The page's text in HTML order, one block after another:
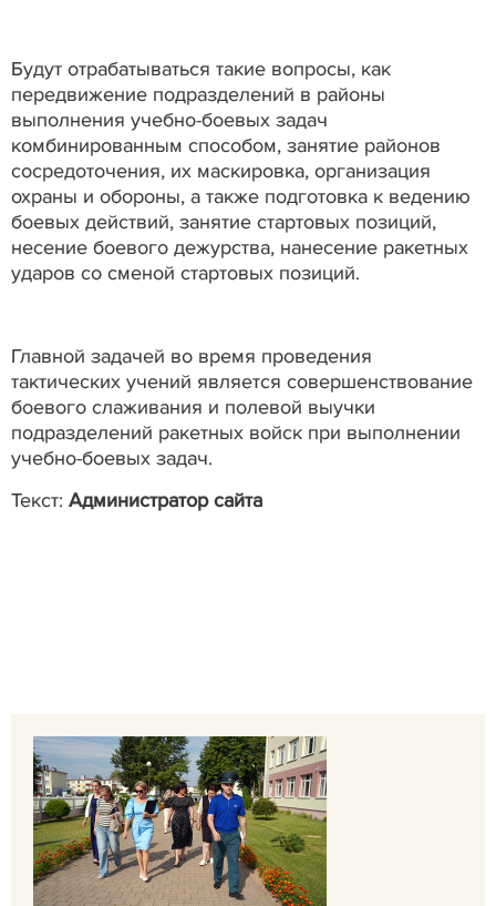
Будут отрабатываться такие вопросы, как
передвижение подразделений в районы
выполнения учебно-боевых задач
комбинированным способом, занятие районов
сосредоточения, их маскировка, организация
охраны и обороны, а также подготовка к ведению
боевых действий, занятие стартовых позиций,
несение боевого дежурства, нанесение ракетных
ударов со сменой стартовых позиций.
Главной задачей во время проведения
тактических учений является совершенствование
боевого слаживания и полевой выучки
подразделений ракетных войск при выполнении
учебно-боевых задач.
Текст: Администратор сайта